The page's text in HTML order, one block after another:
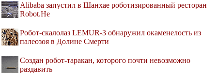
Alibaba запустил в Шанхае роботизированный ресторан
Robot.He
Робот-скалолаз LEMUR-3 обнаружил окаменелость из
палеозоя в Долине Смерти
Создан робот-таракан, которого почти невозможно
раздавить